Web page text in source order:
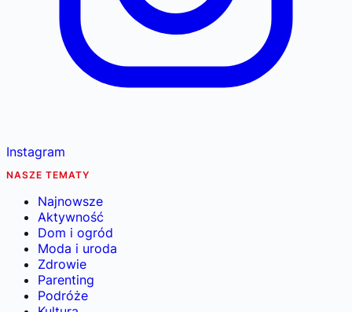
Instagram
NASZE TEMATY
Najnowsze
Aktywność
Dom i ogród
Moda i uroda
Zdrowie
Parenting
Podróże